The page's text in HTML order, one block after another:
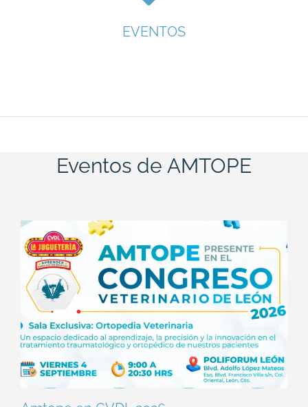
EVENTOS
Eventos de AMTOPE